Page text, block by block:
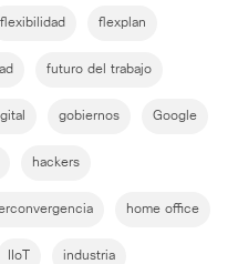
flexibilidad flexplan
futuro del trabajo
gobiernos Google
hackers
home office
IIoT industria